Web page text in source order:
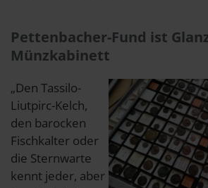
Pettenbacher-Fund ist
Münzkabinett
„Den Tassilo-
Liutpirc-Kelch,
den barocken
Fischkalter oder
die Sternwarte
kennt jeder, aber